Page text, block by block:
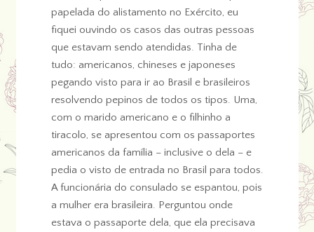
papelada do alistamento no Exército, eu
fiquei ouvindo os casos das outras pessoas
que estavam sendo atendidas. Tinha de
tudo: americanos, chineses e japoneses
pegando visto para ir ao Brasil e brasileiros
resolvendo pepinos de todos os tipos. Uma,
com o marido americano e o filhinho a
tiracolo, se apresentou com os passaportes
americanos da família – inclusive o dela – e
pedia o visto de entrada no Brasil para todos.
A funcionária do consulado se espantou, pois
a mulher era brasileira. Perguntou onde
estava o passaporte dela, que ela precisava